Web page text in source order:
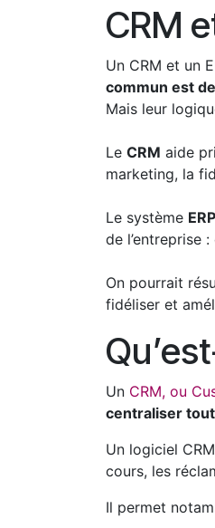
CRM
Un CRM et un
commun est
Mais leur
Le CRM aide
marketing, la
Le système ERP
de l’entreprise
On pourrait
fidéliser et
Un CRM, ou
centraliser
Un logiciel
cours, les
Il permet